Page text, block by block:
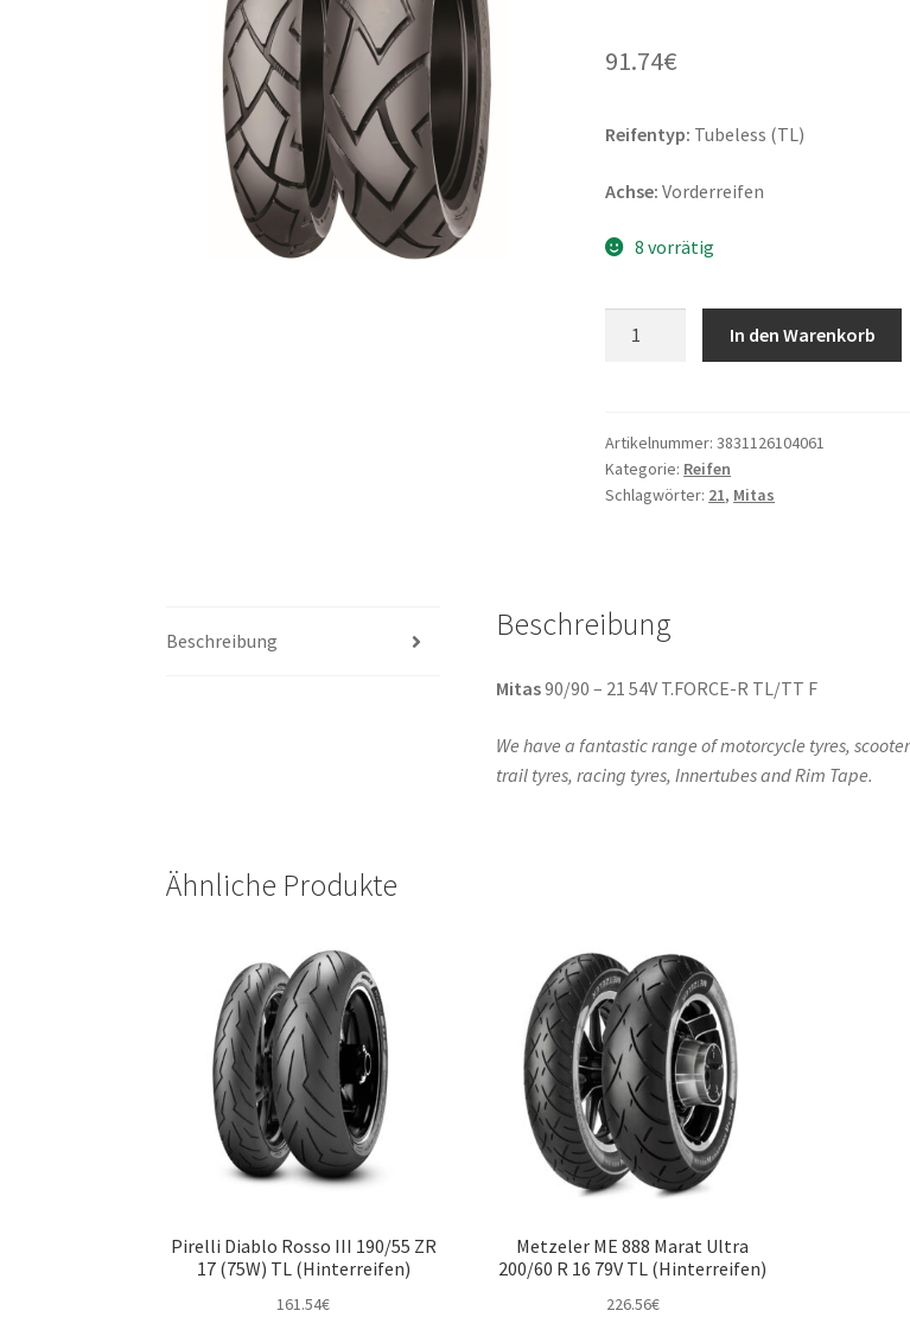
91.74€
Reifentyp: Tubeless (TL)
Achse: Vorderreifen
8 vorrätig
90/90
-
21
Menge
In den Warenkorb
Artikelnummer:3831126104061
Kategorie: Reifen
Schlagwörter: 21, Mitas
Beschreibung Beschreibung
Mitas90/90 – 21 54V T.FORCE-R TL/TT F
We have a fantastic range of motorcycle tyres,
trail tyres, racing tyres, Innertubes and Rim Tape.
Ähnliche Produkte
Pirelli Diablo Rosso III 190/55 ZR
17 (75W) TL (Hinterreifen)
161.54€
Metzeler ME 888 Marat Ultra
200/60 R 16 79V TL (Hinterreifen)
226.56€